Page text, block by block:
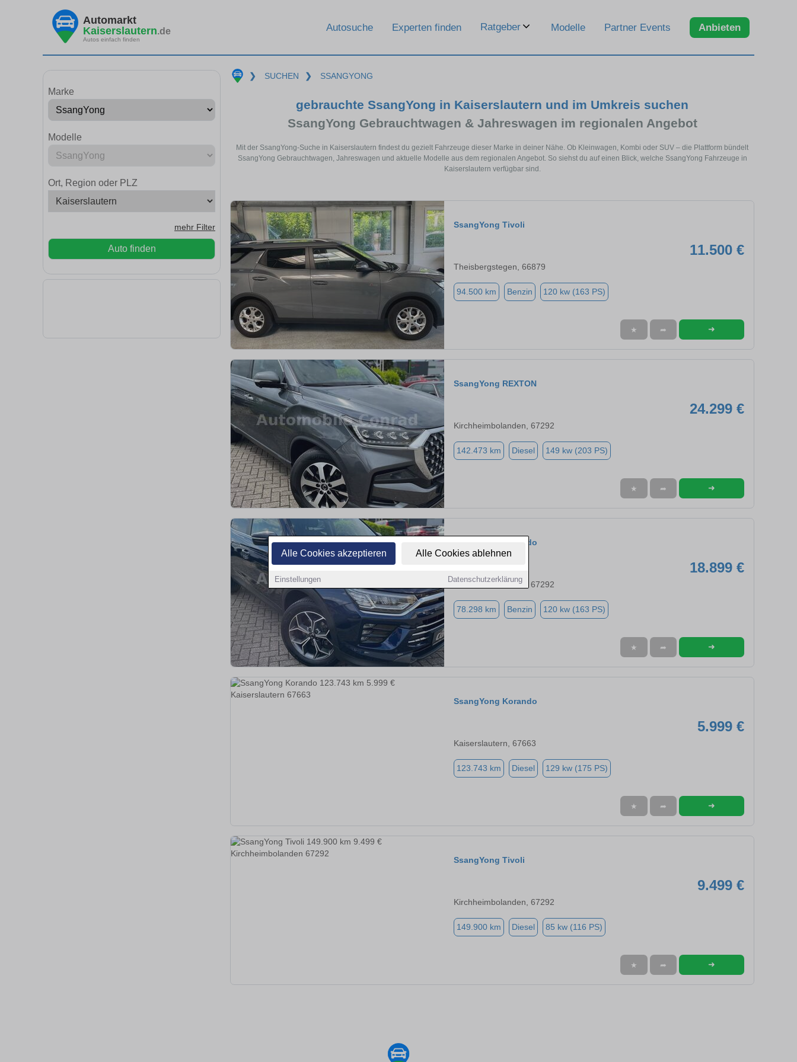
Alle Cookies akzeptieren Alle Cookies ablehnen
Einstellungen Datenschutzerklärung
Automarkt
Kaiserslautern.de
Autos einfach finden
Autosuche Experten finden Ratgeber Modelle Partner Events Anbieten
Marke
Modelle
Ort, Region oder PLZ
mehr Filter
Auto finden
❯ SUCHEN ❯ SSANGYONG
gebrauchte SsangYong in Kaiserslautern und im Umkreis suchen
SsangYong Gebrauchtwagen & Jahreswagen im regionalen Angebot
Mit der SsangYong-Suche in Kaiserslautern findest du gezielt Fahrzeuge dieser Marke in deiner Nähe. Ob Kleinwagen, Kombi oder SUV – die Plattform bündelt
SsangYong Gebrauchtwagen, Jahreswagen und aktuelle Modelle aus dem regionalen Angebot. So siehst du auf einen Blick, welche SsangYong Fahrzeuge in
Kaiserslautern verfügbar sind.
SsangYong Tivoli
11.500 €
Theisbergstegen, 66879
94.500 km Benzin 120 kw (163 PS)
★ ➦ ➜
SsangYong REXTON
24.299 €
Kirchheimbolanden, 67292
142.473 km Diesel 149 kw (203 PS)
★ ➦ ➜
SsangYong Korando
18.899 €
Kirchheimbolanden, 67292
78.298 km Benzin 120 kw (163 PS)
★ ➦ ➜
SsangYong Korando
5.999 €
Kaiserslautern, 67663
123.743 km Diesel 129 kw (175 PS)
★ ➦ ➜
SsangYong Tivoli
9.499 €
Kirchheimbolanden, 67292
149.900 km Diesel 85 kw (116 PS)
★ ➦ ➜